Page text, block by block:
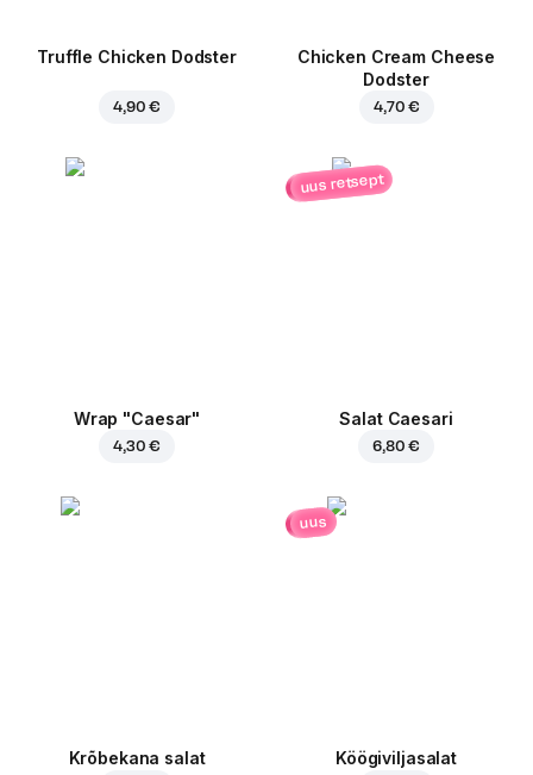
Truffle Chicken Dodster
4,90 €
Chicken Cream Cheese
Dodster
4,70 €
Wrap "Caesar"
4,30 €
uus retsept
Salat Caesari
6,80 €
Krõbekana salat
uus
Köögiviljasalat